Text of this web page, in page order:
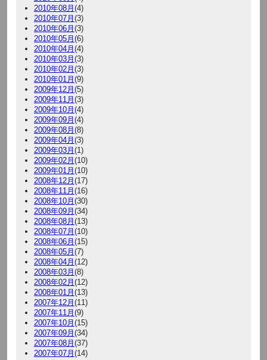
2010年08月(4)
2010年07月(3)
2010年06月(3)
2010年05月(6)
2010年04月(4)
2010年03月(3)
2010年02月(3)
2010年01月(9)
2009年12月(5)
2009年11月(3)
2009年10月(4)
2009年09月(4)
2009年08月(8)
2009年04月(3)
2009年03月(1)
2009年02月(10)
2009年01月(10)
2008年12月(17)
2008年11月(16)
2008年10月(30)
2008年09月(34)
2008年08月(13)
2008年07月(10)
2008年06月(15)
2008年05月(7)
2008年04月(12)
2008年03月(8)
2008年02月(12)
2008年01月(13)
2007年12月(11)
2007年11月(9)
2007年10月(15)
2007年09月(34)
2007年08月(37)
2007年07月(14)